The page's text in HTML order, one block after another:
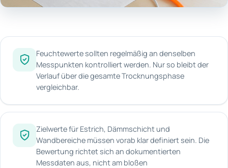
Feuchtewerte sollten regelmäßig an denselben
Messpunkten kontrolliert werden. Nur so bleibt der
Verlauf über die gesamte Trocknungsphase
vergleichbar.
Zielwerte für Estrich, Dämmschicht und
Wandbereiche müssen vorab klar definiert sein. Die
Bewertung richtet sich an dokumentierten
Messdaten aus, nicht am bloßen